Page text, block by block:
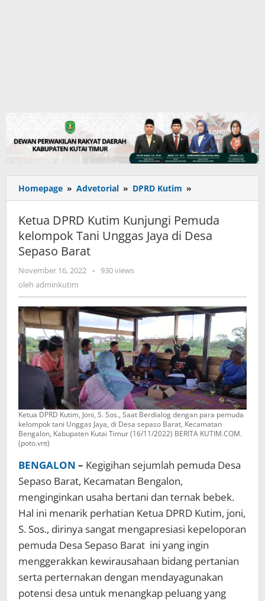
Homepage » Advetorial » DPRD Kutim »
DPRD
Kunjungi
Pemuda
di
Desa
Sepaso
Barat
Ketua DPRD Kutim Kunjungi Pemuda
kelompok Tani Unggas Jaya di Desa
Sepaso Barat
November 16, 2022 oleh
- 930 views
oleh adminkutim
Ketua DPRD Kutim, Joni, S. Sos., Saat Berdialog dengan para pemuda
kelompok tani Unggas Jaya, di Desa sepaso Barat, Kecamatan
Bengalon, Kabupaten Kutai Timur (16/11/2022) BERITA KUTIM.COM.
(poto.vnt)
BENGALON – Kegigihan sejumlah pemuda Desa
Sepaso Barat, Kecamatan Bengalon,
menginginkan usaha bertani dan ternak bebek.
Hal ini menarik perhatian Ketua DPRD Kutim, joni,
S. Sos., dirinya sangat mengapresiasi kepeloporan
pemuda Desa Sepaso Barat ini yang ingin
menggerakkan kewirausahaan bidang pertanian
serta perternakan dengan mendayagunakan
potensi desa untuk menangkap peluang yang